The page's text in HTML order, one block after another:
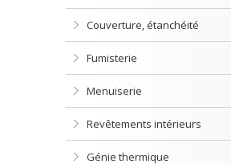
Couverture, étanchéité
Fumisterie
Menuiserie
Revêtements intérieurs
Génie thermique